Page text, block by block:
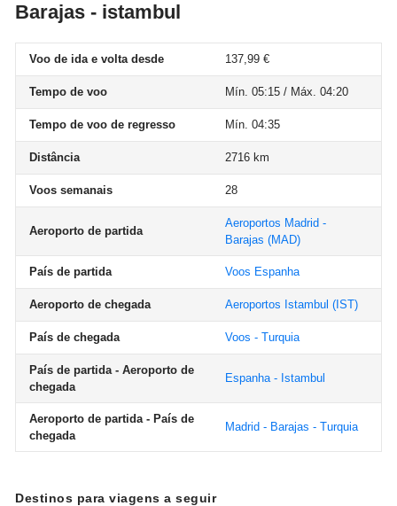
Barajas - istambul
Voo de ida e volta desde 137,99 €
Tempo de voo Mín. 05:15 / Máx. 04:20
Tempo de voo de regresso Mín. 04:35
Distância 2716 km
Voos semanais 28
Aeroporto de partida
Aeroportos Madrid -
Barajas (MAD)
País de partida Voos Espanha
Aeroporto de chegada Aeroportos Istambul (IST)
País de chegada Voos - Turquia
País de partida - Aeroporto de
chegada
Espanha - Istambul
Aeroporto de partida - País de
chegada
Madrid - Barajas - Turquia
Destinos para viagens a seguir